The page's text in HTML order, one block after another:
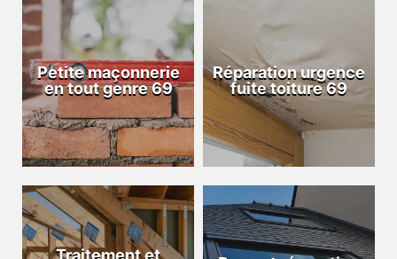
Petite maçonnerie
en tout genre 69
Réparation urgence
fuite toiture 69
Traitement et